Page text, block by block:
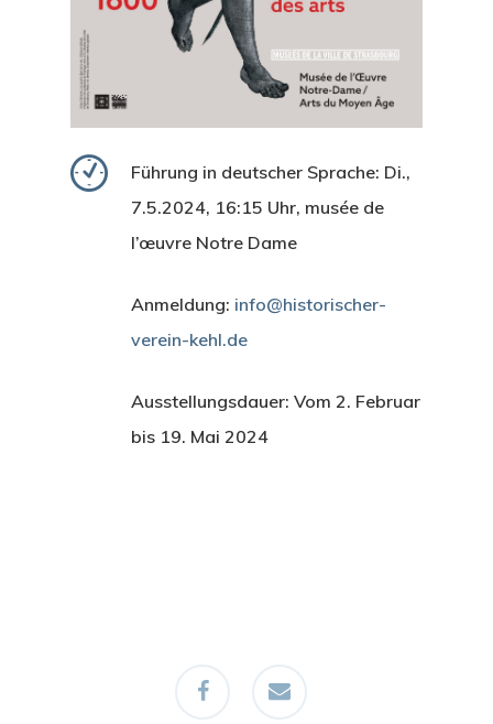
Führung in deutscher Sprache: Di.,
7.5.2024, 16:15 Uhr, musée de
l’œuvre Notre Dame
Anmeldung: info@historischer-
verein-kehl.de
Ausstellungsdauer: Vom 2. Februar
bis 19. Mai 2024
facebook